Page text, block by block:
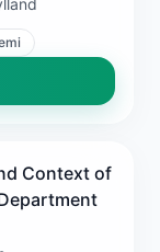
Context of